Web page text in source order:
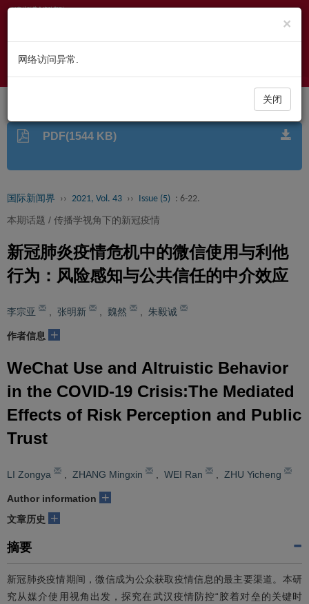
×
网络访问异常.
关闭
高级检索
PDF(1544 KB)
国际新闻界 ›› 2021, Vol. 43 ›› Issue (5) : 6-22.
本期话题 / 传播学视角下的新冠疫情
新冠肺炎疫情危机中的微信使用与利他
行为：风险感知与公共信任的中介效应
李宗亚 张明新 魏然 朱毅诚
作者信息 +
WeChat Use and Altruistic Behavior
in the COVID-19 Crisis:The Mediated
Effects of Risk Perception and Public
Trust
LI Zongya ZHANG Mingxin WEI Ran ZHU Yicheng
Author information +
文章历史 +
摘要
新冠肺炎疫情期间，微信成为公众获取疫情信息的最主要渠道。本研
究从媒介使用视角出发，探究在武汉疫情防控“胶着对垒的关键时